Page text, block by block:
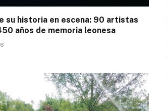
su historia en escena: 90 artistas
años de memoria leonesa